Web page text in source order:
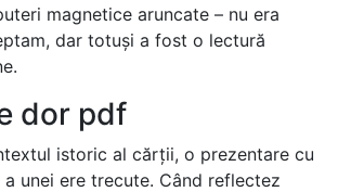
magnetice aruncate – nu era
dar totuși a fost o lectură
dor pdf
istoric al cărții, o prezentare cu
unei ere trecute. Când reflectez